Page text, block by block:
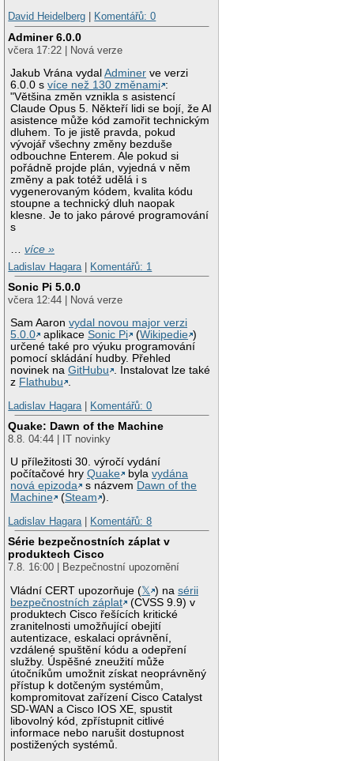
David Heidelberg
Komentářů: 0
Adminer 6.0.0
včera 17:22 | Nová verze
Jakub Vrána vydalAdminer ve verzi
6.0.0 svíce než 130 změnami :
"Většina změn vznikla s asistencí
Claude Opus 5. Někteří lidi se bojí, že AI
asistence může kód zamořit technickým
dluhem. To je jistě pravda, pokud
vývojář všechny změny bezduše
odbouchne Enterem. Ale pokud si
pořádně projde plán, vyjedná v něm
změny a pak totéž udělá i s
vygenerovaným kódem, kvalita kódu
stoupne a technický dluh naopak
klesne. Je to jako párové programování
s
…více »
Ladislav Hagara
Komentářů: 1
Sonic Pi 5.0.0
včera 12:44 | Nová verze
Sam Aaronvydal novou major verzi
5.0.0
aplikaceSonic Pi (Wikipedie )
určené také pro výuku programování
pomocí skládání hudby. Přehled
novinek naGitHubu . Instalovat lze také
z Flathubu .
Ladislav Hagara | Komentářů: 0
Quake: Dawn of the Machine
8.8. 04:44 | IT novinky
U příležitosti 30. výročí vydání
počítačové hryQuake bylavydána
nová epizoda
s názvem Dawn of the
Machine
(Steam ).
Ladislav Hagara | Komentářů: 8
Série bezpečnostních záplat v
produktech Cisco
7.8. 16:00 | Bezpečnostní upozornění
Vládní CERT upozorňuje (𝕏 ) nasérii
bezpečnostních záplat
(CVSS 9.9) v
produktech Cisco řešících kritické
zranitelnosti umožňující obejití
autentizace, eskalaci oprávnění,
vzdálené spuštění kódu a odepření
služby. Úspěšné zneužití může
útočníkům umožnit získat neoprávněný
přístup k dotčeným systémům,
kompromitovat zařízení Cisco Catalyst
SD-WAN a Cisco IOS XE, spustit
libovolný kód, zpřístupnit citlivé
informace nebo narušit dostupnost
postižených systémů.